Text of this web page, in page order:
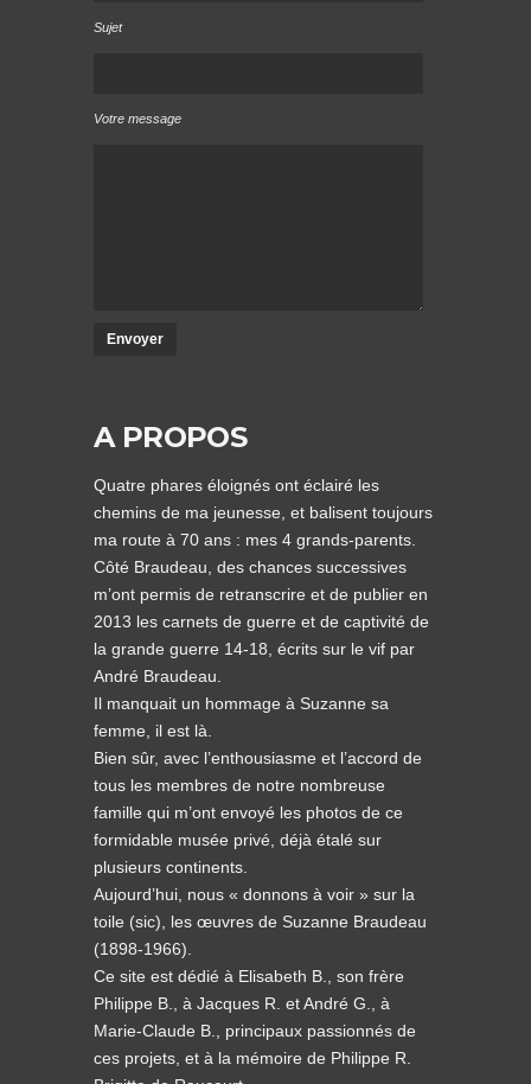
Sujet
Votre message
A PROPOS
Quatre phares éloignés ont éclairé les
chemins de ma jeunesse, et balisent toujours
ma route à 70 ans : mes 4 grands-parents.
Côté Braudeau, des chances successives
m’ont permis de retranscrire et de publier en
2013 les carnets de guerre et de captivité de
la grande guerre 14-18, écrits sur le vif par
André Braudeau.
Il manquait un hommage à Suzanne sa
femme, il est là.
Bien sûr, avec l’enthousiasme et l’accord de
tous les membres de notre nombreuse
famille qui m’ont envoyé les photos de ce
formidable musée privé, déjà étalé sur
plusieurs continents.
Aujourd’hui, nous « donnons à voir » sur la
toile (sic), les œuvres de Suzanne Braudeau
(1898-1966).
Ce site est dédié à Elisabeth B., son frère
Philippe B., à Jacques R. et André G., à
Marie-Claude B., principaux passionnés de
ces projets, et à la mémoire de Philippe R.